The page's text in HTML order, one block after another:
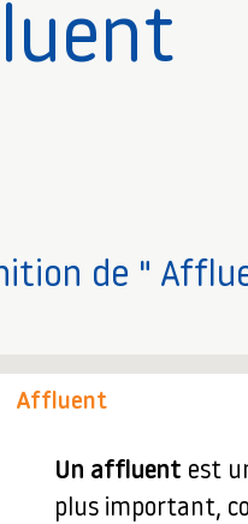
de "
Affluent
Un affluent est
plus important,